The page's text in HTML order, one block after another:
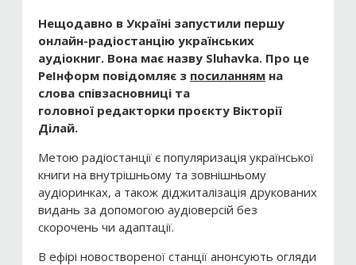
Нещодавно в Україні запустили першу
онлайн-радіостанцію українських
аудіокниг. Вона має назву Sluhavka. Про це
РеІнформ повідомляє з посиланням на
слова співзасновниці та
головної редакторки проєкту Вікторії
Ділай.
Метою радіостанції є популяризація української
книги на внутрішньому та зовнішньому
аудіоринках, а також діджиталізація друкованих
видань за допомогою аудіоверсій без
скорочень чи адаптації.
В ефірі новоствореної станції анонсують огляди